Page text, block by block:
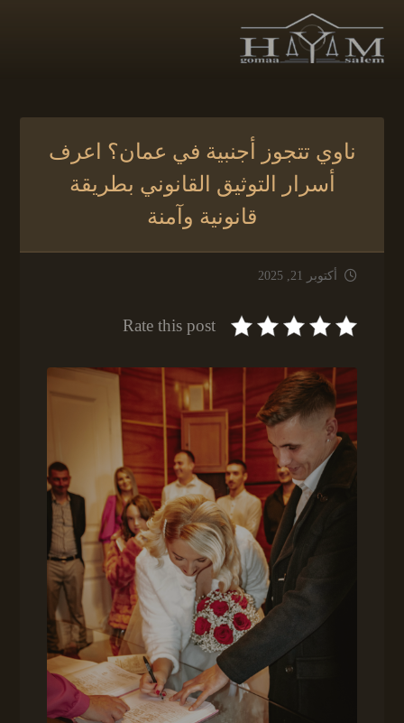
ناوي تتجوز أجنبية في عمان؟ اعرف
أسرار التوثيق القانوني بطريقة
قانونية وآمنة
أكتوبر 21, 2025
Rate this post